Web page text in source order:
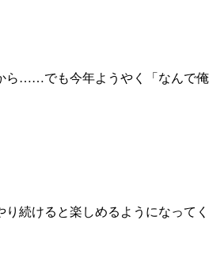
ら……でも今年ようやく「なんで俺
続けると楽しめるようになってく